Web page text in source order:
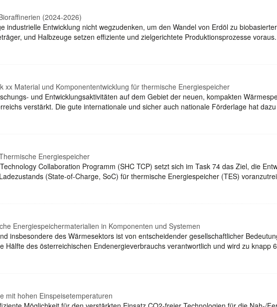
(2024-2026)
industrielle Entwicklung nicht wegzudenken, um den Wandel von Erdöl zu
und Halbzeuge setzen effiziente und zielgerichtete Produktionsprozesse
xx Material und Komponententwicklung für thermische Energiespeicher
und Entwicklungsaktivitäten auf dem Gebiet der neuen, kompakten
verstärkt. Die gute internationale und sicher auch nationale Förderlage hat
Energiespeicher
Collaboration Programm (SHC TCP) setzt sich im Task 74 das Ziel, die
(State-of-Charge, SoC) für thermische Energiespeicher (TES)
Energiespeichermaterialien in Komponenten und Systemen
insbesondere des Wärmesektors ist von entscheidender gesellschaftlicher
Hälfte des österreichischen Endenergieverbrauchs verantwortlich und wird zu knapp
mit hohen Einspeisetemperaturen